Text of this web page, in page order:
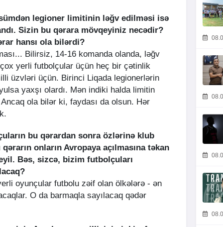
legioner limitinin ləğv edilməsi isə
Sizin bu qərara mövqeyiniz necədir?
hansı ola bilərdi?
Bilirsiz, 14-16 komanda olanda, ləğv
yerli futbolçular üçün heç bir çətinlik
üzvləri üçün. Birinci Liqada legionerlərin
yaxşı olardı. Mən indiki halda limitin
ola bilər ki, faydası da olsun. Hər
bu qərardan sonra özlərinə klub
onların Avropaya açılmasına təkan
Bəs, sizcə, bizim futbolçuları
oyunçular futbolu zəif olan ölkələrə - ən
O da barmaqla sayılacaq qədər